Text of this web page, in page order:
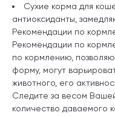
Сухие корма для
антиоксиданты,
Рекомендации по
Рекомендации по
по кормлению,
форму, могут
животного, его
Следите за весом
количество даваемого